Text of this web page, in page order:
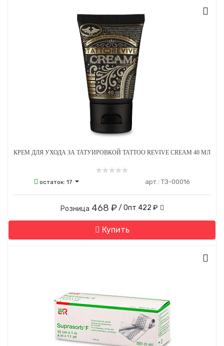
КРЕМ ДЛЯ УХОДА ЗА ТАТУИРОВКОЙ TATTOO REVIVE CREAM 40 МЛ
остаток:17 арт.: ТЗ-00016
Розница 468 ₽ / Опт 422 ₽
Купить